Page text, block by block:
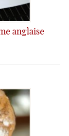
anglaise